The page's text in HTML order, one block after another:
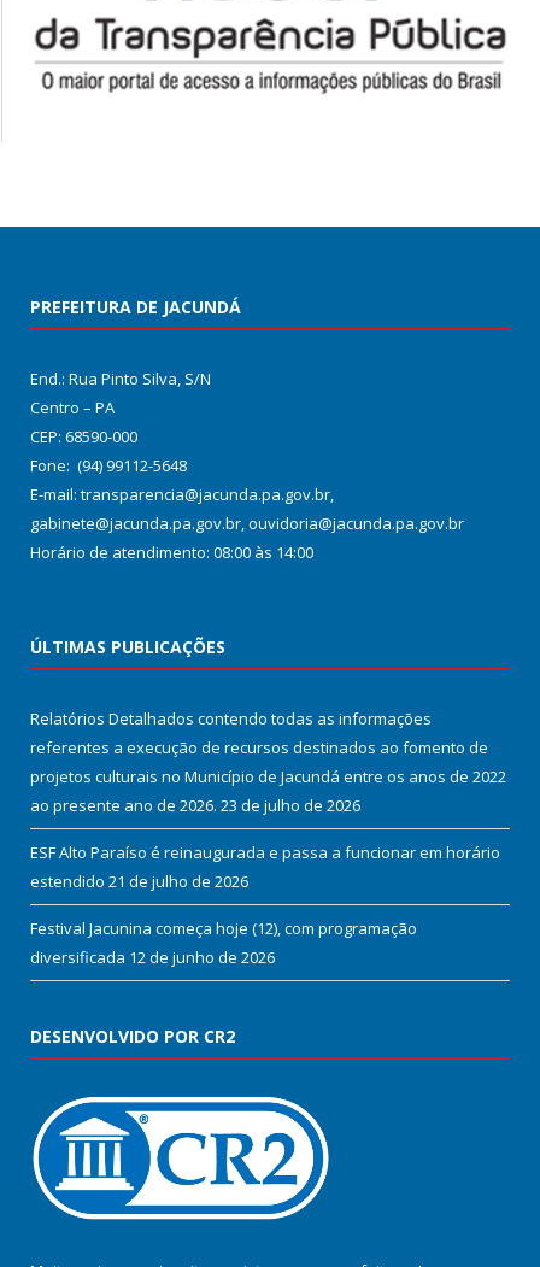
PREFEITURA DE JACUNDÁ
End.: Rua Pinto Silva, S/N
Centro – PA
CEP: 68590-000
Fone: (94) 99112-5648
E-mail: transparencia@jacunda.pa.gov.br,
gabinete@jacunda.pa.gov.br, ouvidoria@jacunda.pa.gov.br
Horário de atendimento: 08:00 às 14:00
ÚLTIMAS PUBLICAÇÕES
Relatórios Detalhados contendo todas as informações
referentes a execução de recursos destinados ao fomento de
projetos culturais no Município de Jacundá entre os anos de 2022
ao presente ano de 2026. 23 de julho de 2026
ESF Alto Paraíso é reinaugurada e passa a funcionar em horário
estendido 21 de julho de 2026
Festival Jacunina começa hoje (12), com programação
diversificada 12 de junho de 2026
DESENVOLVIDO POR CR2